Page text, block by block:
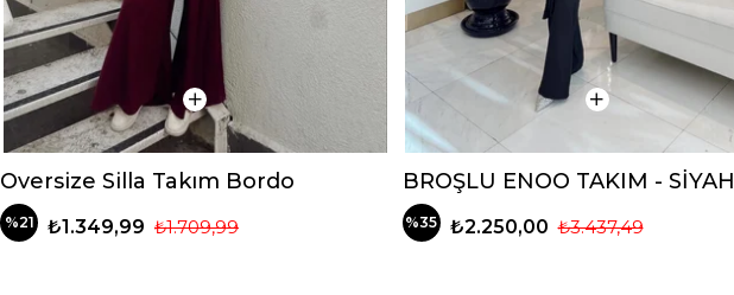
Oversize Silla Takım Bordo
%21 ₺1.349,99 ₺1.709,99
BROŞLU ENOO TAKIM - SİYAH
%35 ₺2.250,00 ₺3.437,49